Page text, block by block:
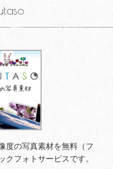
度の写真素材を無料（フ
クフォトサービスです。